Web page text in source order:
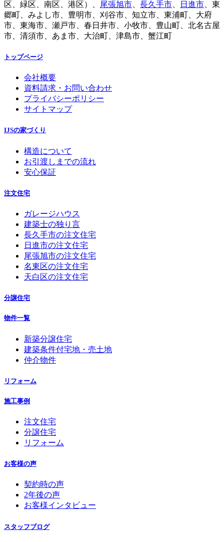
区、緑区、南区、港区）、
尾張旭市 長久手市 日進市 、東
郷町、みよし市、豊明市、刈谷市、知立市、東浦町、大府
市、東海市、瀬戸市、春日井市、小牧市、豊山町、北名古屋
市、清須市、あま市、大治町、津島市、蟹江町
トップページ
会社概要
資料請求・お問い合わせ
プライバシーポリシー
サイトマップ
IJSの家づくり
構造について
お引渡しまでの流れ
安心保証
注文住宅
ガレージハウス
建築士の独り言
長久手市の注文住宅
日進市の注文住宅
尾張旭市の注文住宅
名東区の注文住宅
天白区の注文住宅
分譲住宅
物件一覧
新築分譲住宅
建築条件付宅地・売土地
仲介物件
リフォーム
施工事例
注文住宅
分譲住宅
リフォーム
お客様の声
契約時の声
2年後の声
お客様インタビュー
スタッフブログ